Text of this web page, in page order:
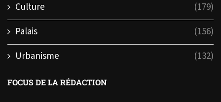
Culture
(179)
Palais
(156)
Urbanisme
(132)
FOCUS DE LA RÉDACTION